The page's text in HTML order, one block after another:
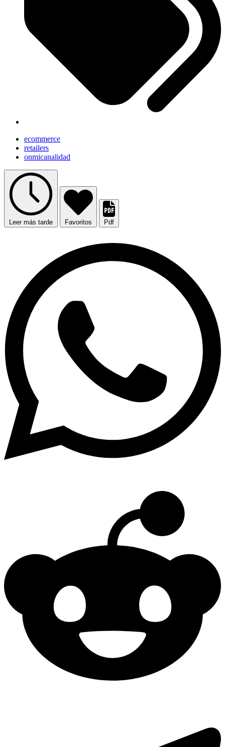
ecommerce
retailers
onmicanalidad
Leer más tarde Favoritos Pdf